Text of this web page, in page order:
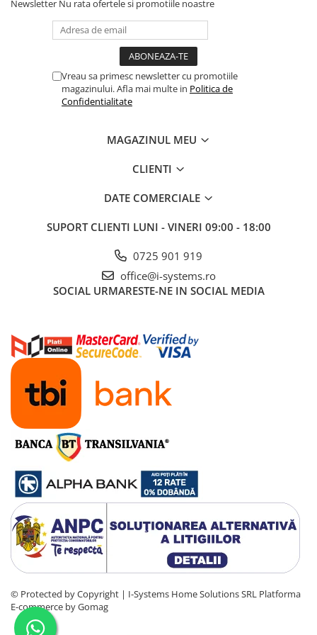
Reglarea forței: Prin intermediul plăcii electronice de comandă
Temperatura ambiantă de funcționare: -20°C ÷ +55°C
Protecție termică: 140°C
Dimensiuni (LxPxA): 295 x 181 x 320 mm
Greutatea maximă a portii: 900 Kg
Frecvența de utilizare: REZIDENTIAL S3 - 40%.
1x Motoreductor echipat cu unitate de comanda si programare
2x Chei deblocare manuala
Newsletter Nu rata ofertele si promotiile noastre
Vreau sa primesc newsletter cu promotiile
magazinului. Afla mai multe in Politica de
Confidentialitate
MAGAZINUL MEU
CLIENTI
DATE COMERCIALE
SUPORT CLIENTI LUNI - VINERI 09:00 - 18:00
0725 901 919
office@i-systems.ro
SOCIAL URMARESTE-NE IN SOCIAL MEDIA
© Protected by Copyright | I-Systems Home Solutions SRL Platforma
E-commerce by Gomag